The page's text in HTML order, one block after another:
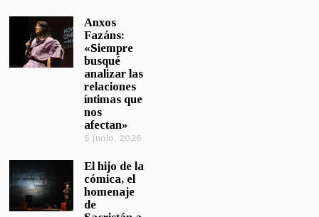
Anxos
Fazáns:
«Siempre
busqué
analizar las
relaciones
íntimas que
nos
afectan»
5 junio, 2026
El hijo de la
cómica, el
homenaje
de